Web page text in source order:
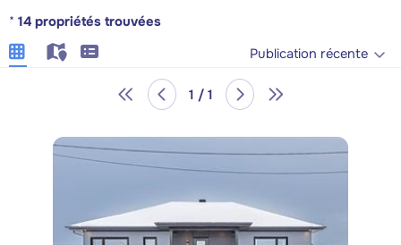
* 14 propriétés trouvées
Publication récente
1 / 1